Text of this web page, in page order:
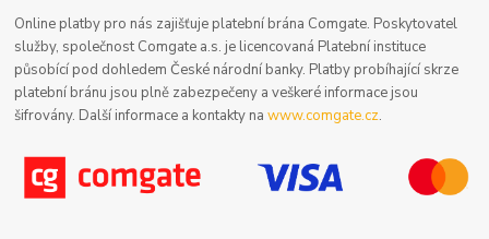
Online platby pro nás zajišťuje platební brána Comgate. Poskytovatel
služby, společnost Comgate a.s. je licencovaná Platební instituce
působící pod dohledem České národní banky. Platby probíhající skrze
platební bránu jsou plně zabezpečeny a veškeré informace jsou
šifrovány. Další informace a kontakty nawww.comgate.cz.